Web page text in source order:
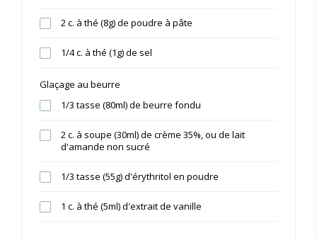
2 c. à thé (8g) de poudre à pâte
1/4 c. à thé (1g) de sel
Glaçage au beurre
1/3 tasse (80ml) de beurre fondu
2 c. à soupe (30ml) de crème 35%, ou de lait
d'amande non sucré
1/3 tasse (55g) d'érythritol en poudre
1 c. à thé (5ml) d'extrait de vanille